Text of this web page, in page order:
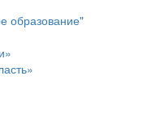
образование"